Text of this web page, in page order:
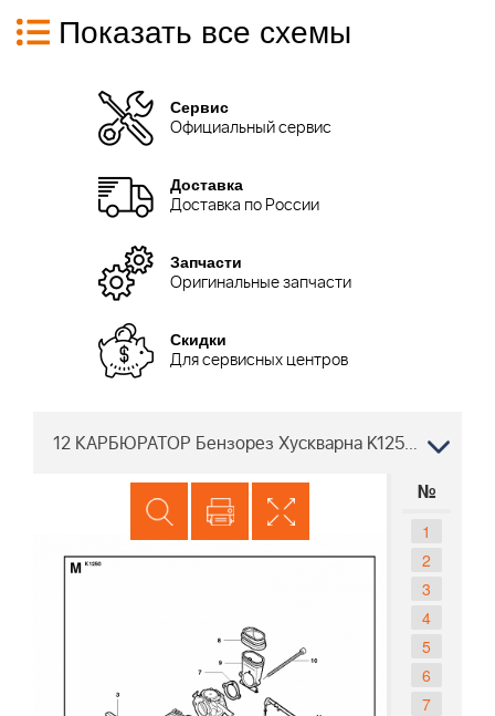
Показать все схемы
Сервис
Официальный сервис
Доставка
Доставка по России
Запчасти
Оригинальные запчасти
Скидки
Для сервисных центров
12 КАРБЮРАТОР Бензорез Хускварна K1250 Дисковый
№
1
2
3
4
5
6
7